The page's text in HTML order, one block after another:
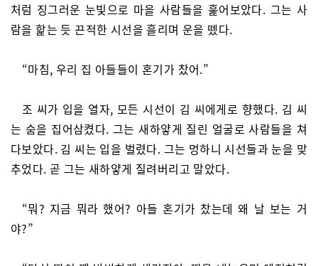
처럼 징그러운 눈빛으로 마을 사람들을 훑어보았다. 그는 사
람을 핥는 듯 끈적한 시선을 흘리며 운을 뗐다.
“마침, 우리 집 아들들이 혼기가 찼어.”
조 씨가 입을 열자, 모든 시선이 김 씨에게로 향했다. 김 씨
는 숨을 집어삼켰다. 그는 새하얗게 질린 얼굴로 사람들을 쳐
다보았다. 김 씨는 입을 벌렸다. 그는 멍하니 시선들과 눈을 맞
추었다. 곧 그는 새하얗게 질려버리고 말았다.
“뭐? 지금 뭐라 했어? 아들 혼기가 찼는데 왜 날 보는 거
야?”